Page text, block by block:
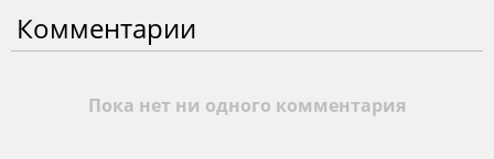
Комментарии
Пока нет ни одного комментария